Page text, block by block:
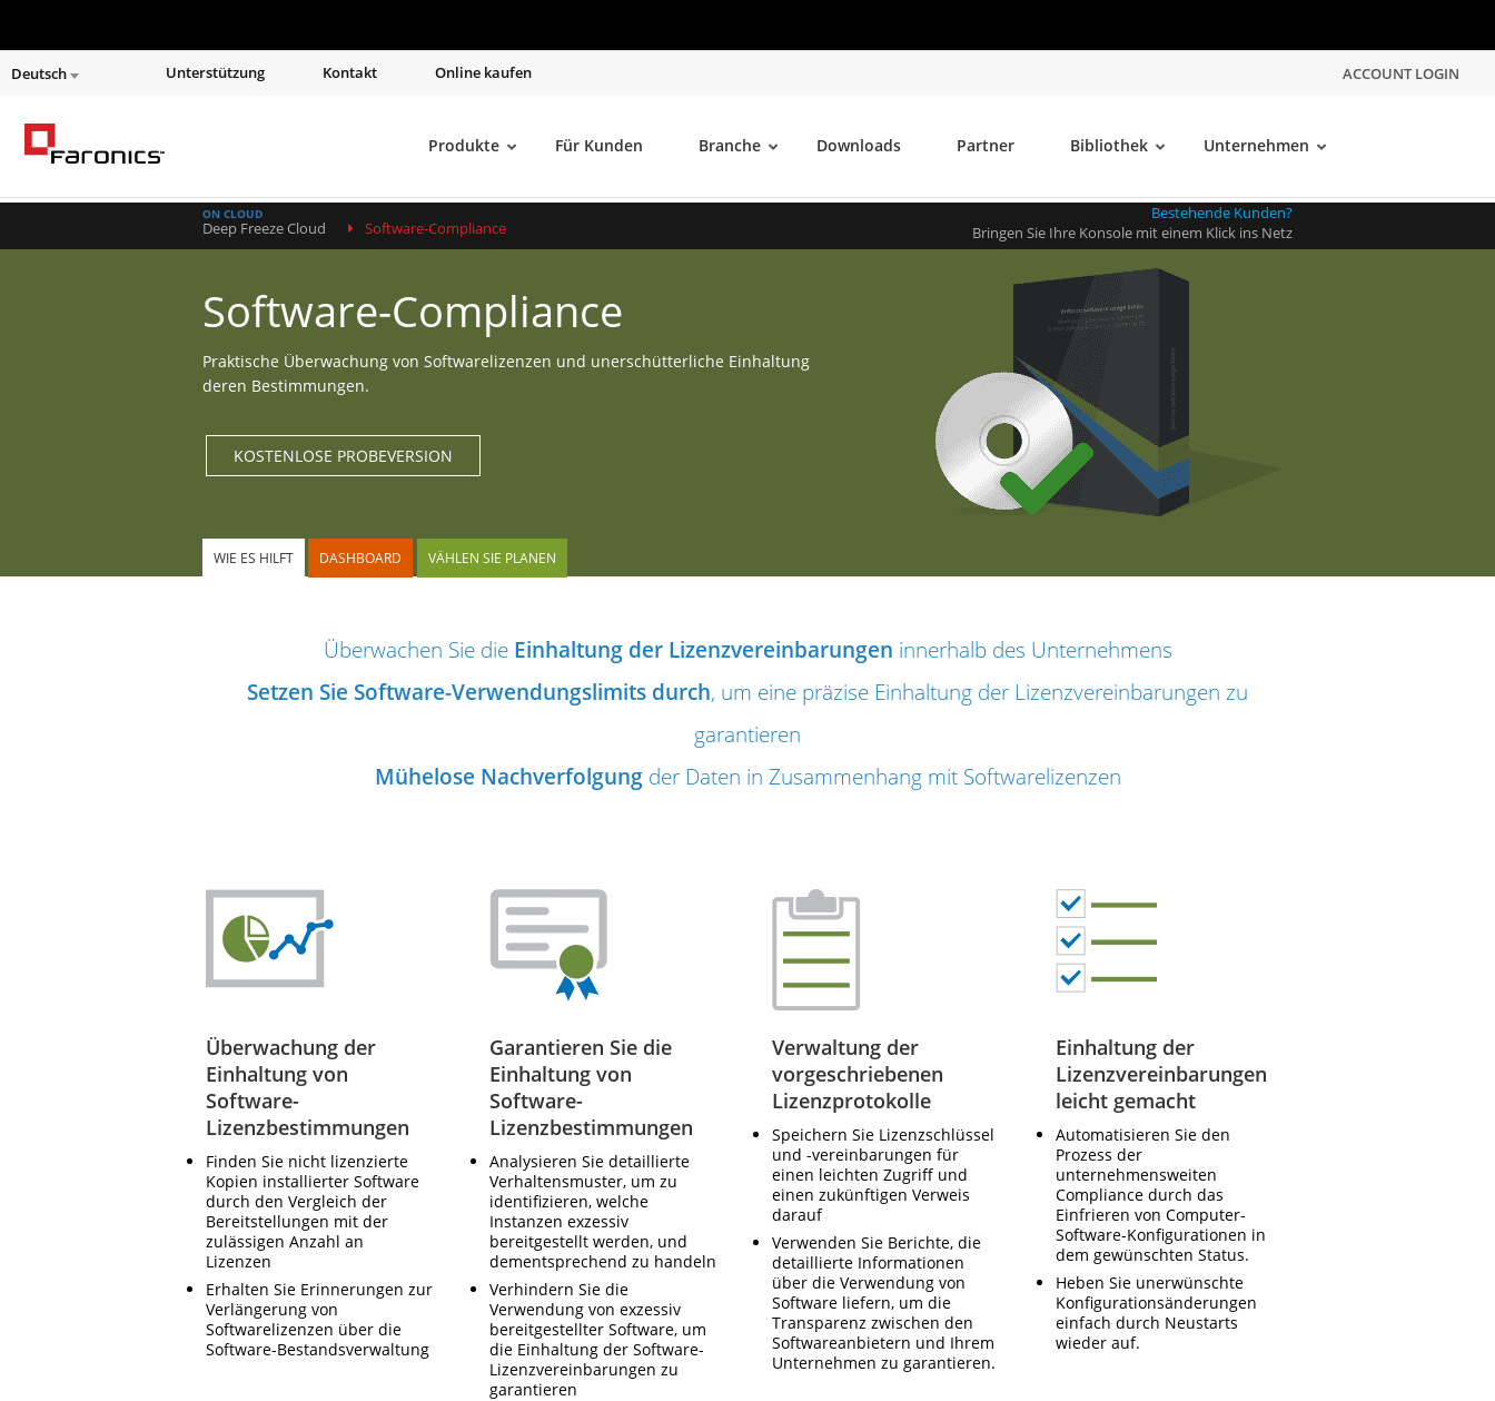
Deutsch Unterstützung Kontakt Online kaufen ACCOUNT LOGIN
Produkte Für Kunden Branche Downloads Partner Bibliothek Unternehmen
ON CLOUD
Deep Freeze Cloud Software-Compliance
Bestehende Kunden?
Bringen Sie Ihre Konsole mit einem Klick ins Netz
Software-Compliance
Praktische Überwachung von Softwarelizenzen und unerschütterliche Einhaltung
deren Bestimmungen.
KOSTENLOSE PROBEVERSION
WIE ES HILFT DASHBOARD VÄHLEN SIE PLANEN
Überwachen Sie die Einhaltung der Lizenzvereinbarungen innerhalb des Unternehmens
Setzen Sie Software-Verwendungslimits durch, um eine präzise Einhaltung der Lizenzvereinbarungen zu
garantieren
Mühelose Nachverfolgungder Daten in Zusammenhang mit Softwarelizenzen
Überwachung der
Einhaltung von
Software-
Lizenzbestimmungen
Finden Sie nicht lizenzierte
Kopien installierter Software
durch den Vergleich der
Bereitstellungen mit der
zulässigen Anzahl an
Lizenzen
Erhalten Sie Erinnerungen zur
Verlängerung von
Softwarelizenzen über die
Software-Bestandsverwaltung
Garantieren Sie die
Einhaltung von
Software-
Lizenzbestimmungen
Analysieren Sie detaillierte
Verhaltensmuster, um zu
identifizieren, welche
Instanzen exzessiv
bereitgestellt werden, und
dementsprechend zu handeln
Verhindern Sie die
Verwendung von exzessiv
bereitgestellter Software, um
die Einhaltung der Software-
Lizenzvereinbarungen zu
garantieren
Verwaltung der
vorgeschriebenen
Lizenzprotokolle
Speichern Sie Lizenzschlüssel
und -vereinbarungen für
einen leichten Zugriff und
einen zukünftigen Verweis
darauf
Verwenden Sie Berichte, die
detaillierte Informationen
über die Verwendung von
Software liefern, um die
Transparenz zwischen den
Softwareanbietern und Ihrem
Unternehmen zu garantieren.
Einhaltung der
Lizenzvereinbarungen
leicht gemacht
Automatisieren Sie den
Prozess der
unternehmensweiten
Compliance durch das
Einfrieren von Computer-
Software-Konfigurationen in
dem gewünschten Status.
Heben Sie unerwünschte
Konfigurationsänderungen
einfach durch Neustarts
wieder auf.